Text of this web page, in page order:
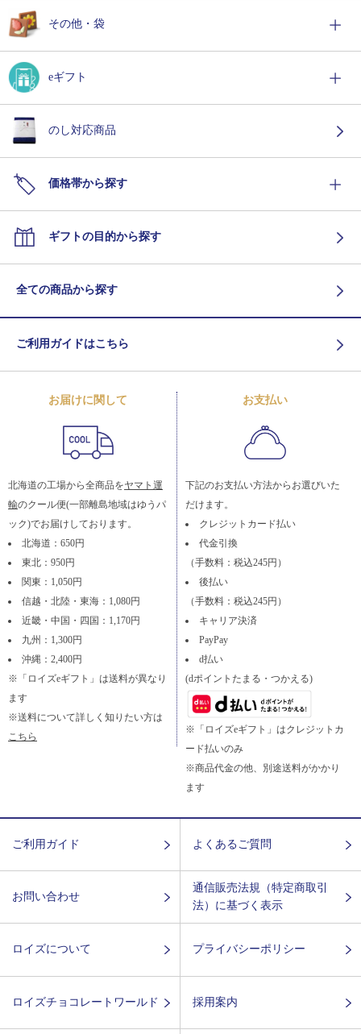
その他・袋
eギフト
のし対応商品
価格帯から探す
ギフトの目的から探す
全ての商品から探す
ご利用ガイドはこちら
お届けに関して
北海道の工場から全商品をヤマト運
輸のクール便(一部離島地域はゆうパ
ック)でお届けしております。
北海道：650円
東北：950円
関東：1,050円
信越・北陸・東海：1,080円
近畿・中国・四国：1,170円
九州：1,300円
沖縄：2,400円
※「ロイズeギフト」は送料が異なり
ます
※送料について詳しく知りたい方は
こちら
お支払い
下記のお支払い方法からお選びいた
だけます。
クレジットカード払い
代金引換
（手数料：税込245円）
後払い
（手数料：税込245円）
キャリア決済
PayPay
d払い
(dポイントたまる・つかえる)
※「ロイズeギフト」はクレジットカ
ード払いのみ
※商品代金の他、別途送料がかかり
ます
ご利用ガイド よくあるご質問
お問い合わせ
通信販売法規（特定商取引
法）に基づく表示
ロイズについて プライバシーポリシー
ロイズチョコレートワールド 採用案内